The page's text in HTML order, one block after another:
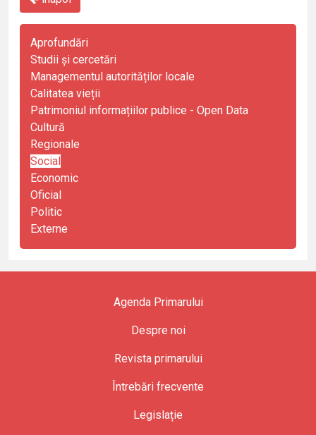
Aprofundări
Studii și cercetări
Managementul autorităților locale
Calitatea vieții
Patrimoniul informațiilor publice - Open Data
Cultură
Regionale
Social
Economic
Oficial
Politic
Externe
Agenda Primarului
Despre noi
Revista primarului
Întrebări frecvente
Legislație